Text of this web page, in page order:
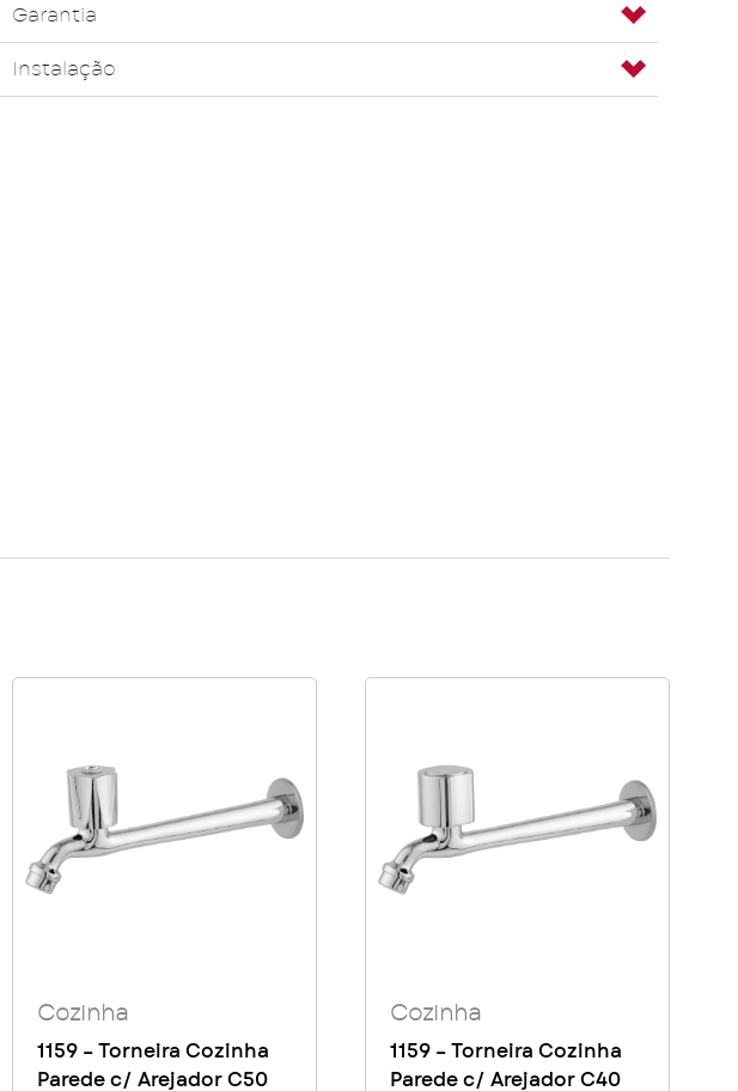
Garantia
Instalação
Cozinha
1159 – Torneira Cozinha
Parede c/ Arejador C50
Cozinha
1159 – Torneira Cozinha
Parede c/ Arejador C40